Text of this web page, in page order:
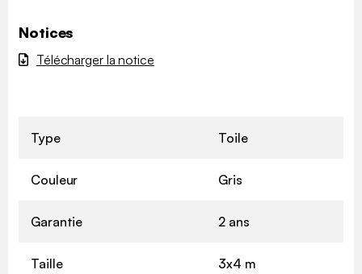
Notices
Télécharger la notice
Type Toile
Couleur Gris
Garantie 2 ans
Taille 3x4 m